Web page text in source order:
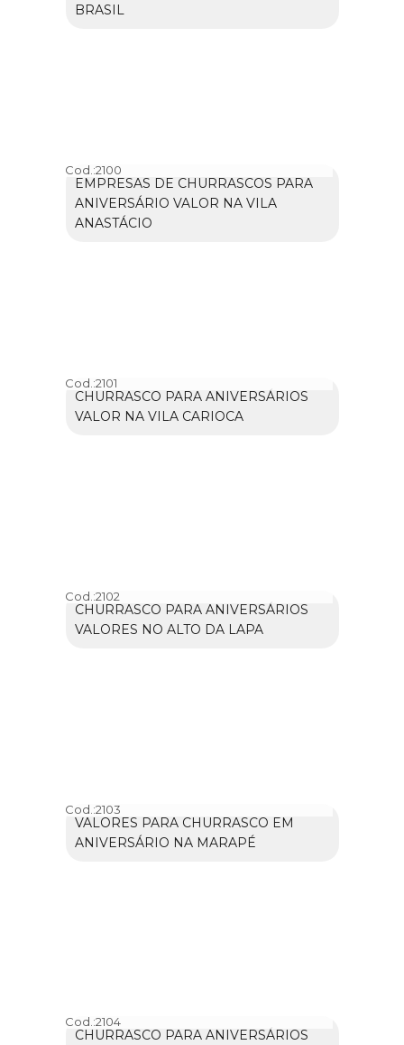
BRASIL
Cod.:2100
EMPRESAS DE CHURRASCOS PARA
ANIVERSÁRIO VALOR NA VILA
ANASTÁCIO
Cod.:2101
CHURRASCO PARA ANIVERSÁRIOS
VALOR NA VILA CARIOCA
Cod.:2102
CHURRASCO PARA ANIVERSÁRIOS
VALORES NO ALTO DA LAPA
Cod.:2103
VALORES PARA CHURRASCO EM
ANIVERSÁRIO NA MARAPÉ
Cod.:2104
CHURRASCO PARA ANIVERSÁRIOS